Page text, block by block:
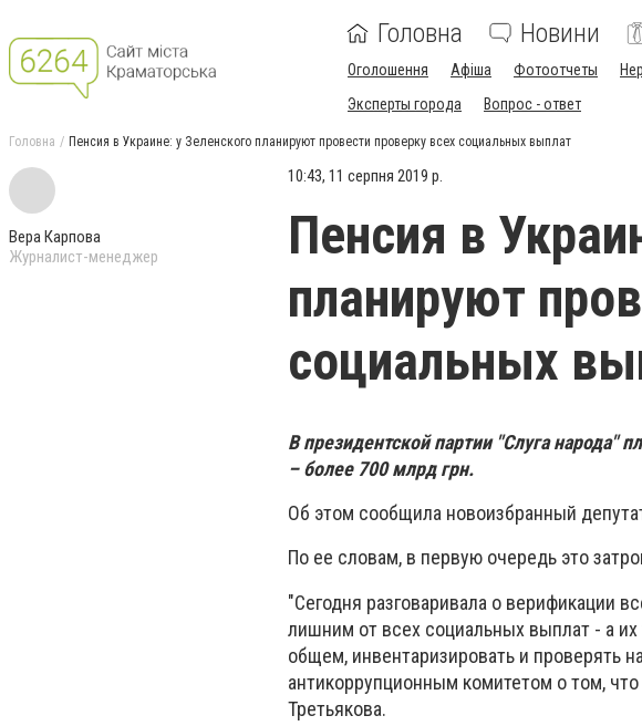
Головна Новини
Оголошення Афіша Фотоотчеты
Эксперты города
Вопрос - ответ
Головна Пенсия в Украине: у Зеленского планируют провести проверку всех социальных выплат
Вера Карпова
Журналист-менеджер
10:43, 11 серпня 2019 р.
Пенсия в
планируют
социальных
В президентской партии "Слуга народа"
– более 700 млрд грн.
Об этом сообщила новоизбранный
По ее словам, в первую очередь это
"Сегодня разговаривала о верификации
лишним от всех социальных выплат - а
общем, инвентаризировать и проверять
антикоррупционным комитетом о том,
Третьякова.